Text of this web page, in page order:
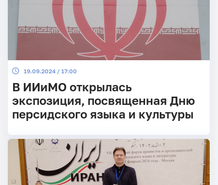
19.09.2024 / 17:00
В ИИиМО открылась
экспозиция, посвященная Дню
персидского языка и культуры